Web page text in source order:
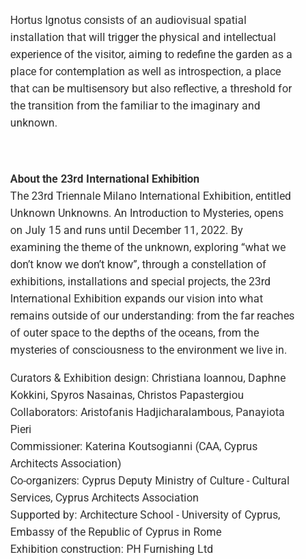
Hortus Ignotus consists of an audiovisual spatial
installation that will trigger the physical and intellectual
experience of the visitor, aiming to redefine the garden as a
place for contemplation as well as introspection, a place
that can be multisensory but also reflective, a threshold for
the transition from the familiar to the imaginary and
unknown.
About the 23rd International Exhibition
The 23rd Triennale Milano International Exhibition, entitled
Unknown Unknowns. An Introduction to Mysteries, opens
on July 15 and runs until December 11, 2022. By
examining the theme of the unknown, exploring “what we
don’t know we don’t know”, through a constellation of
exhibitions, installations and special projects, the 23rd
International Exhibition expands our vision into what
remains outside of our understanding: from the far reaches
of outer space to the depths of the oceans, from the
mysteries of consciousness to the environment we live in.
Curators & Exhibition design: Christiana Ioannou, Daphne
Kokkini, Spyros Nasainas, Christos Papastergiou
Collaborators: Aristofanis Hadjicharalambous, Panayiota
Pieri
Commissioner: Katerina Koutsogianni (CAA, Cyprus
Architects Association)
Co-organizers: Cyprus Deputy Ministry of Culture - Cultural
Services, Cyprus Architects Association
Supported by: Architecture School - University of Cyprus,
Embassy of the Republic of Cyprus in Rome
Exhibition construction: PH Furnishing Ltd